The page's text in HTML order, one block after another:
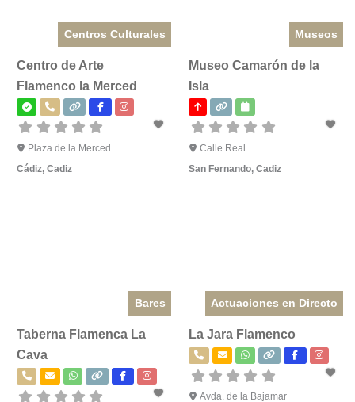
Centros Culturales
Centro de Arte
Flamenco la Merced
Plaza de la Merced
Cádiz, Cadiz
Museos
Museo Camarón de la
Isla
Calle Real
San Fernando,Cadiz
Bares
Taberna Flamenca La
Cava
Actuaciones en Directo
La Jara Flamenco
Avda. de la Bajamar